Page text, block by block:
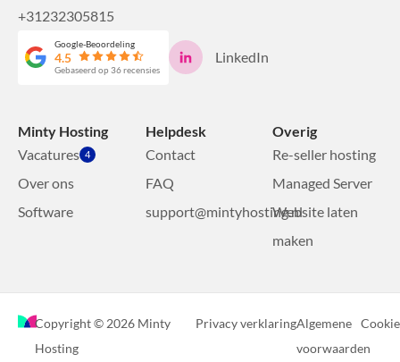
+31232305815
Google-Beoordeling
4.5
Gebaseerd op 36 recensies
LinkedIn
Minty Hosting
Vacatures 4
Over ons
Software
Helpdesk
Contact
FAQ
support@mintyhosting.nl
Overig
Re-seller hosting
Managed Server
Website laten
maken
Copyright © 2026 Minty
Hosting
Privacy verklaringAlgemene
voorwaarden